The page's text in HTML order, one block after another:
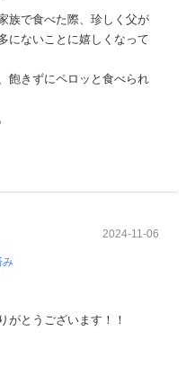
族で食べた際、珍しく父が
にないことに嬉しくなって
飽きずにペロッと食べられ
み
2024-11-06
がとうございます！！